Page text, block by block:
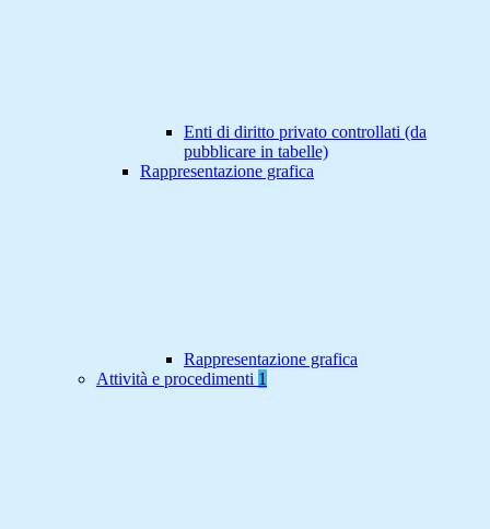
Enti di diritto privato controllati (da
pubblicare in tabelle)
Rappresentazione grafica
Rappresentazione grafica
Attività e procedimenti 1